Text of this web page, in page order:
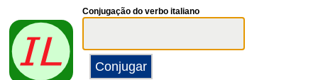
Conjugação do verbo italiano